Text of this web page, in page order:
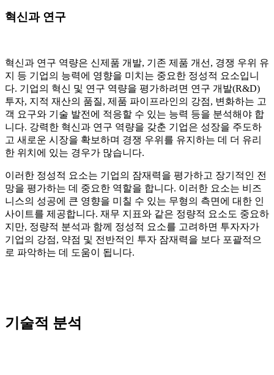
혁신과 연구
혁신과 연구 역량은 신제품 개발, 기존 제품 개선, 경쟁 우위 유
지 등 기업의 능력에 영향을 미치는 중요한 정성적 요소입니
다. 기업의 혁신 및 연구 역량을 평가하려면 연구 개발(R&D)
투자, 지적 재산의 품질, 제품 파이프라인의 강점, 변화하는 고
객 요구와 기술 발전에 적응할 수 있는 능력 등을 분석해야 합
니다. 강력한 혁신과 연구 역량을 갖춘 기업은 성장을 주도하
고 새로운 시장을 확보하며 경쟁 우위를 유지하는 데 더 유리
한 위치에 있는 경우가 많습니다.
이러한 정성적 요소는 기업의 잠재력을 평가하고 장기적인 전
망을 평가하는 데 중요한 역할을 합니다. 이러한 요소는 비즈
니스의 성공에 큰 영향을 미칠 수 있는 무형의 측면에 대한 인
사이트를 제공합니다. 재무 지표와 같은 정량적 요소도 중요하
지만, 정량적 분석과 함께 정성적 요소를 고려하면 투자자가
기업의 강점, 약점 및 전반적인 투자 잠재력을 보다 포괄적으
로 파악하는 데 도움이 됩니다.
기술적 분석